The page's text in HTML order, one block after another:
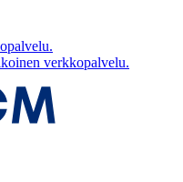
verkkopalvelu.